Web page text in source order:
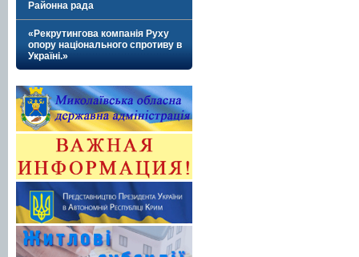
Районна рада
«Рекрутингова компанія Руху
опору національного спротиву в
Україні.»